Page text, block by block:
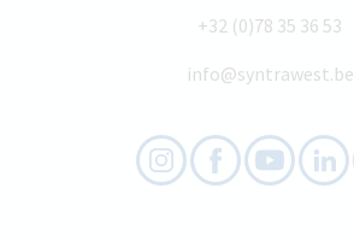
+32 (0)78 35 36 53
info@syntrawest.be